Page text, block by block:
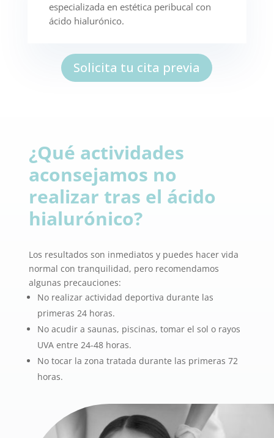
especializada en estética peribucal con
ácido hialurónico.
Solicita tu cita previa
¿Qué actividades
aconsejamos no
realizar tras el ácido
hialurónico?
Los resultados son inmediatos y puedes hacer vida
normal con tranquilidad, pero recomendamos
algunas precauciones:
No realizar actividad deportiva durante las
primeras 24 horas.
No acudir a saunas, piscinas, tomar el sol o rayos
UVA entre 24-48 horas.
No tocar la zona tratada durante las primeras 72
horas.